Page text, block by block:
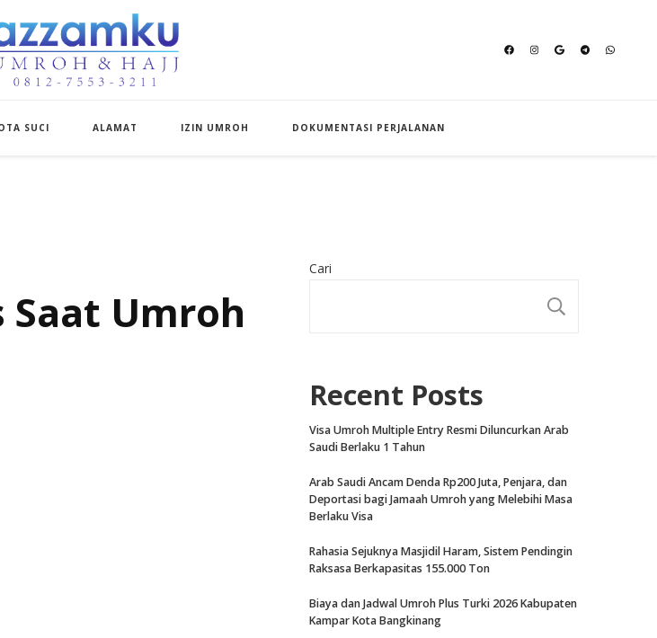
SUCI ALAMAT IZIN UMROH DOKUMENTASI PERJALANAN
Saat Umroh
Cari
Recent Posts
Visa Umroh Multiple Entry Resmi Diluncurkan Arab
Saudi Berlaku 1 Tahun
Arab Saudi Ancam Denda Rp200 Juta, Penjara, dan
Deportasi bagi Jamaah Umroh yang Melebihi Masa
Berlaku Visa
Rahasia Sejuknya Masjidil Haram, Sistem Pendingin
Raksasa Berkapasitas 155.000 Ton
Biaya dan Jadwal Umroh Plus Turki 2026 Kabupaten
Kampar Kota Bangkinang